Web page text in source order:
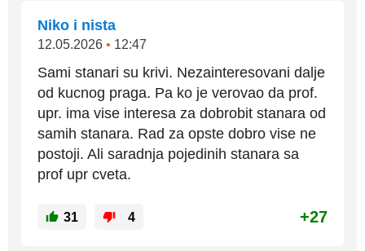
Niko i nista
12.05.2026 • 12:47
Sami stanari su krivi. Nezainteresovani dalje
od kucnog praga. Pa ko je verovao da prof.
upr. ima vise interesa za dobrobit stanara od
samih stanara. Rad za opste dobro vise ne
postoji. Ali saradnja pojedinih stanara sa
prof upr cveta.
31 4 +27